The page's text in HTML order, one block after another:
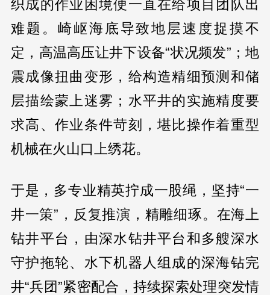
织成的作业困境便一直在给项目团队出
难题。崎岖海底导致地层速度捉摸不
定，高温高压让井下设备“状况频发”；地
震成像扭曲变形，给构造精细预测和储
层描绘蒙上迷雾；水平井的实施精度要
求高、作业条件苛刻，堪比操作着重型
机械在火山口上绣花。
于是，多专业精英拧成一股绳，坚持“一
井一策”，反复推演，精雕细琢。在海上
钻井平台，由深水钻井平台和多艘深水
守护拖轮、水下机器人组成的深海钻完
井“兵团”紧密配合，持续探索处理突发情